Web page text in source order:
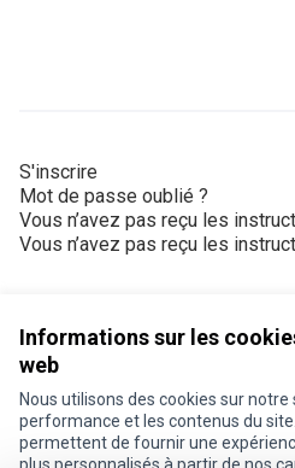
Informations sur les
web
Nous utilisons des cookies sur
performance et les contenus du
permettent de fournir une
S'inscrire
Mot de passe oublié ?
Vous n’avez pas reçu les
Vous n’avez pas reçu les
Conditions d'utilisation
Paramètres des cookies
Je participe ! sur X
Je participe ! sur Facebook
Je participe ! sur